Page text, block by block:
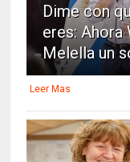
Dime con
eres: Ahora
Melella un
Leer Mas